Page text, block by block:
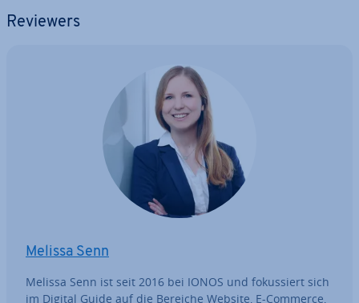
Reviewers
Melissa Senn
Melissa Senn ist seit 2016 bei IONOS und fo­kus­siert sich
im Digital Guide auf die Bereiche Website, E-Commerce,